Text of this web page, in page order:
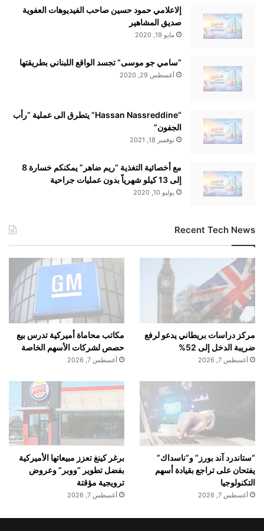
إلاعلامي حمود حسين صاحب الفيديوهات العفوية
صديق المشاهير
مايو 19, 2020
“سامي جو موسى” تجسد الواقع اللبناني بطريقتها
أغسطس 29, 2020
“Hassan Nassreddine” يتطرق الى عملية “رأب
الجفون”
نوفمبر 18, 2021
مع أخصائية التغذية “ريم ضاهر” يمكنكم خسارة 8
إلى 13 كيلو شهرياً بدون عمليات جراحية
يوليو 10, 2020
Recent Tech News
مركز دراسات بريطاني يدعو لرفع
ضريبة الدخل إلى 52%
أغسطس 7, 2026
مكاتب محاماة أميركية تدرس بيع
حصص لشركات الأسهم الخاصة
أغسطس 7, 2026
“ستاندرد آند بورز” و”ناسداك”
يفتحان على تراجع بقيادة أسهم
التكنولوجيا
أغسطس 7, 2026
برغر كينغ تعزز مبيعاتها الأميركية
بفضل تطوير “ووبر” وعروض
ترويجية مؤقتة
أغسطس 7, 2026